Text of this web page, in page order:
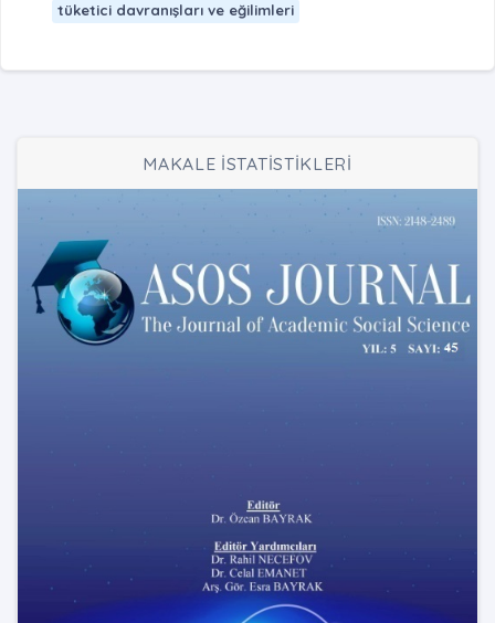
tüketici davranışları ve eğilimleri
MAKALE İSTATİSTİKLERİ